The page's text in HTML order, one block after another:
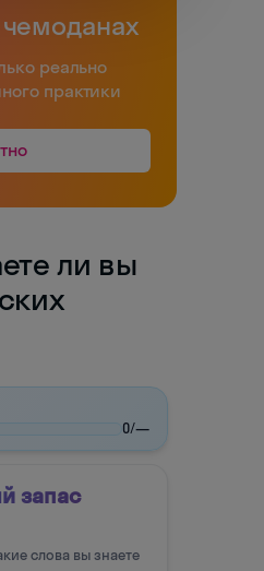
реально
практики
ли вы